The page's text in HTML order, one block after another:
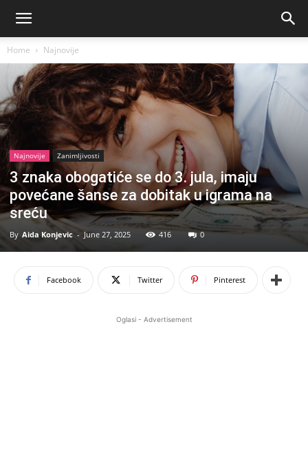
Home Najnovije
Najnovije Zanimljivosti
3 znaka obogatiće se do 3. jula, imaju
povećane šanse za dobitak u igrama na
sreću
By Aida Konjevic - June 27, 2025 416 0
Facebook Twitter Pinterest
Oglasi - Advertisement